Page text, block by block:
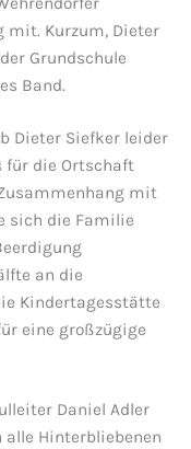
Kurzum, Dieter
Grundschule
Band.
Dieter Siefker leider
für die Ortschaft
mit
sich die Familie
an die
Kindertagesstätte
eine großzügige
Daniel Adler
Hinterbliebenen